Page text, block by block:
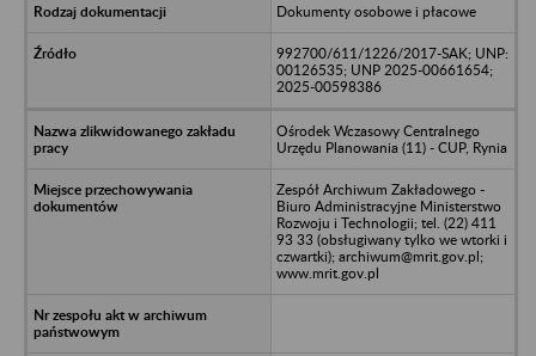
Dokumenty osobowe i płacowe
992700/611/1226/2017-SAK; UNP:
00126535; UNP 2025-00661654;
2025-00598386
Ośrodek Wczasowy Centralnego
Urzędu Planowania (11) - CUP, Rynia
Zespół Archiwum Zakładowego -
Biuro Administracyjne Ministerstwo
Rozwoju i Technologii; tel. (22) 411
93 33 (obsługiwany tylko we wtorki i
czwartki); archiwum@mrit.gov.pl;
www.mrit.gov.pl